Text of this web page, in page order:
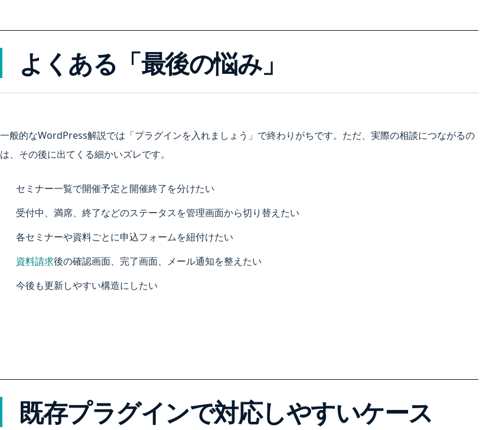
よくある「最後の悩み」
一般的なWordPress解説では「プラグインを入れましょう」で終わりがちです。ただ、実際の相談につながるの
は、その後に出てくる細かいズレです。
セミナー一覧で開催予定と開催終了を分けたい
受付中、満席、終了などのステータスを管理画面から切り替えたい
各セミナーや資料ごとに申込フォームを紐付けたい
資料請求後の確認画面、完了画面、メール通知を整えたい
今後も更新しやすい構造にしたい
既存プラグインで対応しやすいケース